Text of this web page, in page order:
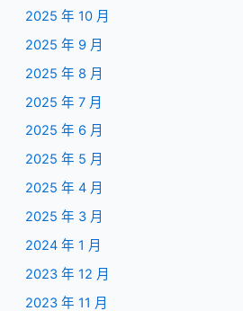
2025 年 10 月
2025 年 9 月
2025 年 8 月
2025 年 7 月
2025 年 6 月
2025 年 5 月
2025 年 4 月
2025 年 3 月
2024 年 1 月
2023 年 12 月
2023 年 11 月